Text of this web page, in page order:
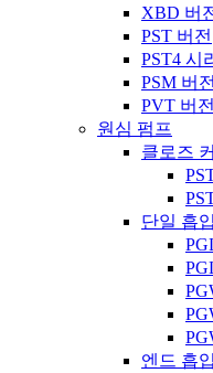
XBD 버
PST 버전
PST4 시
PSM 버전
PVT 버전
원심 펌프
클로즈
단일 흡
엔드 흡